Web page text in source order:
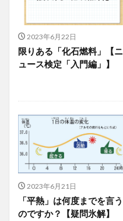
2023年6月22日
限りある「化石燃料」【ニ
ュース検定「入門編」】
2023年6月21日
「平熱」は何度までを言う
のですか？【疑問氷解】